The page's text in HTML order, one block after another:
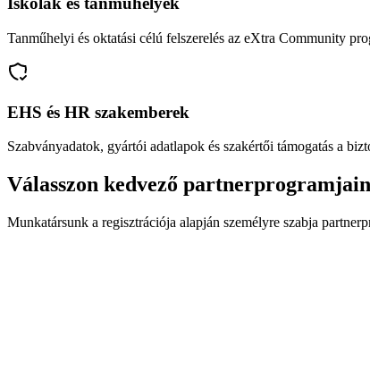
Tanműhelyi és oktatási célú felszerelés az eXtra Community
EHS és HR szakemberek
Szabványadatok, gyártói adatlapok és szakértői támogatás a
Válasszon kedvező
Munkatársunk a regisztrációja alapján személyre szabja